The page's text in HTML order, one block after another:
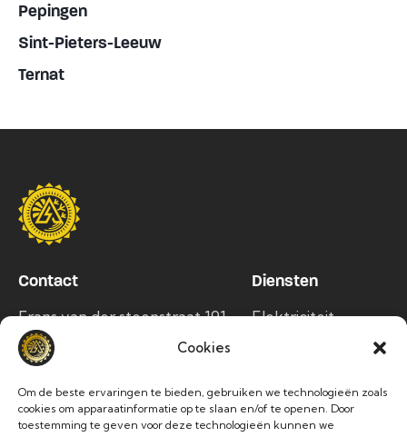
Cookies
Om de beste ervaringen te bieden, gebruiken we technologieën zoals
cookies om apparaatinformatie op te slaan en/of te openen. Door
toestemming te geven voor deze technologieën kunnen we
Pepingen
Sint-Pieters-Leeuw
Ternat
Contact
Frans van der steenstraat 191,
1750 Lennik
02 486 63 76
Diensten
Elektriciteit
Laadpalen